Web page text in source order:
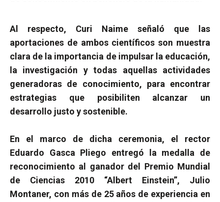
Al respecto, Curi Naime señaló que las
aportaciones de ambos científicos son muestra
clara de la importancia de impulsar la educación,
la investigación y todas aquellas actividades
generadoras de conocimiento, para encontrar
estrategias que posibiliten alcanzar un
desarrollo justo y sostenible.
En el marco de dicha ceremonia, el rector
Eduardo Gasca Pliego entregó la medalla de
reconocimiento al ganador del Premio Mundial
de Ciencias 2010 “Albert Einstein”, Julio
Montaner, con más de 25 años de experiencia en